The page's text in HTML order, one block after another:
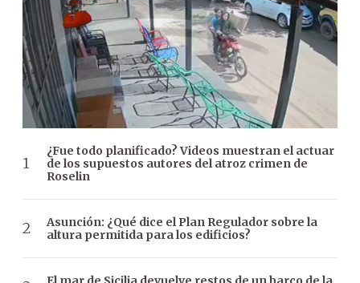
¿Fue todo planificado? Videos muestran el actuar
de los supuestos autores del atroz crimen de
Roselin
Asunción: ¿Qué dice el Plan Regulador sobre la
altura permitida para los edificios?